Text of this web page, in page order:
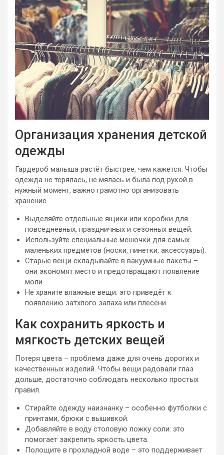
Организация хранения детской
одежды
Гардероб малыша растёт быстрее, чем кажется. Чтобы
одежда не терялась, не мялась и была под рукой в
нужный момент, важно грамотно организовать
хранение.
Выделяйте отдельные ящики или коробки для
повседневных, праздничных и сезонных вещей.
Используйте специальные мешочки для самых
маленьких предметов (носки, пинетки, аксессуары).
Старые вещи складывайте в вакуумные пакеты –
они экономят место и предотвращают появление
моли.
Не храните влажные вещи: это приведёт к
появлению затхлого запаха или плесени.
Как сохранить яркость и
мягкость детских вещей
Потеря цвета – проблема даже для очень дорогих и
качественных изделий. Чтобы вещи радовали глаз
дольше, достаточно соблюдать несколько простых
правил.
Стирайте одежду наизнанку – особенно футболки с
принтами, брюки с вышивкой.
Добавляйте в воду столовую ложку соли: это
помогает закрепить яркость цвета.
Полощите в прохладной воде – это поддерживает